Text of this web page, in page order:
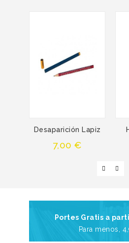
Desaparición Lapiz
Precio
7,00 €
Portes Gratis a
Para menos,